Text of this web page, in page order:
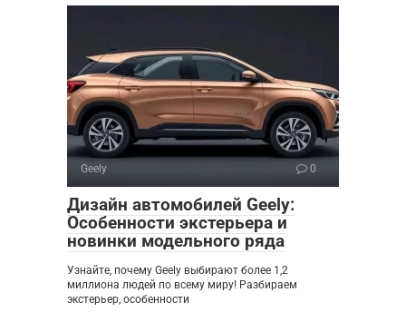
Geely 0
Дизайн автомобилей Geely:
Особенности экстерьера и
новинки модельного ряда
Узнайте, почему Geely выбирают более 1,2
миллиона людей по всему миру! Разбираем
экстерьер, особенности